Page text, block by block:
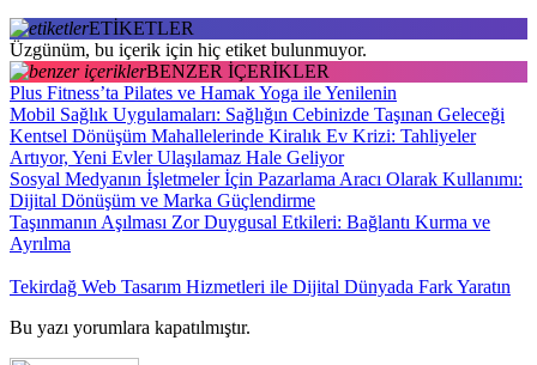
ETİKETLER
Üzgünüm, bu içerik için hiç etiket bulunmuyor.
BENZER İÇERİKLER
Plus Fitness’ta Pilates ve Hamak Yoga ile Yenilenin
Mobil Sağlık Uygulamaları: Sağlığın Cebinizde Taşınan Geleceği
Kentsel Dönüşüm Mahallelerinde Kiralık Ev Krizi: Tahliyeler
Artıyor, Yeni Evler Ulaşılamaz Hale Geliyor
Sosyal Medyanın İşletmeler İçin Pazarlama Aracı Olarak Kullanımı:
Dijital Dönüşüm ve Marka Güçlendirme
Taşınmanın Aşılması Zor Duygusal Etkileri: Bağlantı Kurma ve
Ayrılma
Tekirdağ Web Tasarım Hizmetleri ile Dijital Dünyada Fark Yaratın
Bu yazı yorumlara kapatılmıştır.